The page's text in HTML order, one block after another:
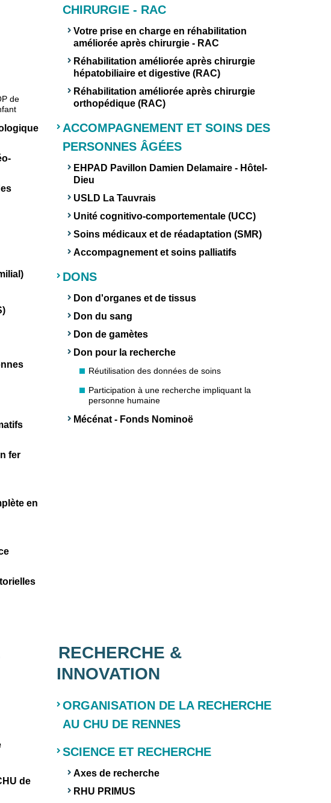
de
fer
en
CHIRURGIE - RAC
Votre prise en charge en réhabilitation
améliorée après chirurgie - RAC
Réhabilitation améliorée après chirurgie
hépatobiliaire et digestive (RAC)
Réhabilitation améliorée après chirurgie
orthopédique (RAC)
ACCOMPAGNEMENT ET SOINS DES
PERSONNES ÂGÉES
EHPAD Pavillon Damien Delamaire - Hôtel-
Dieu
USLD La Tauvrais
Unité cognitivo-comportementale (UCC)
Soins médicaux et de réadaptation (SMR)
Accompagnement et soins palliatifs
DONS
Don d'organes et de tissus
Don du sang
Don de gamètes
Don pour la recherche
Réutilisation des données de soins
Participation à une recherche impliquant la
personne humaine
Mécénat - Fonds Nominoë
de
RECHERCHE &
INNOVATION
ORGANISATION DE LA RECHERCHE
AU CHU DE RENNES
SCIENCE ET RECHERCHE
Axes de recherche
RHU PRIMUS